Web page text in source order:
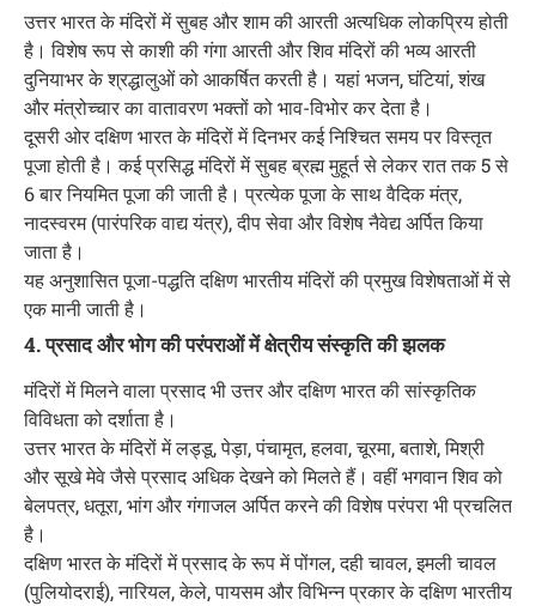
उत्तर भारत के मंदिरों में सुबह और शाम की आरती अत्यधिक लोकप्रिय होती
है। विशेष रूप से काशी की गंगा आरती और शिव मंदिरों की भव्य आरती
दुनियाभर के श्रद्धालुओं को आकर्षित करती है। यहां भजन, घंटियां, शंख
और मंत्रोच्चार का वातावरण भक्तों को भाव-विभोर कर देता है।
दूसरी ओर दक्षिण भारत के मंदिरों में दिनभर कई निश्चित समय पर विस्तृत
पूजा होती है। कई प्रसिद्ध मंदिरों में सुबह ब्रह्म मुहूर्त से लेकर रात तक 5 से
6 बार नियमित पूजा की जाती है। प्रत्येक पूजा के साथ वैदिक मंत्र,
नादस्वरम (पारंपरिक वाद्य यंत्र), दीप सेवा और विशेष नैवेद्य अर्पित किया
जाता है।
यह अनुशासित पूजा-पद्धति दक्षिण भारतीय मंदिरों की प्रमुख विशेषताओं में से
एक मानी जाती है।
4. प्रसाद और भोग की परंपराओं में क्षेत्रीय संस्कृति की झलक
मंदिरों में मिलने वाला प्रसाद भी उत्तर और दक्षिण भारत की सांस्कृतिक
विविधता को दर्शाता है।
उत्तर भारत के मंदिरों में लड्डू, पेड़ा, पंचामृत, हलवा, चूरमा, बताशे, मिश्री
और सूखे मेवे जैसे प्रसाद अधिक देखने को मिलते हैं। वहीं भगवान शिव को
बेलपत्र, धतूरा, भांग और गंगाजल अर्पित करने की विशेष परंपरा भी प्रचलित
है।
दक्षिण भारत के मंदिरों में प्रसाद के रूप में पोंगल, दही चावल, इमली चावल
(पुलियोदराई), नारियल, केले, पायसम और विभिन्न प्रकार के दक्षिण भारतीय